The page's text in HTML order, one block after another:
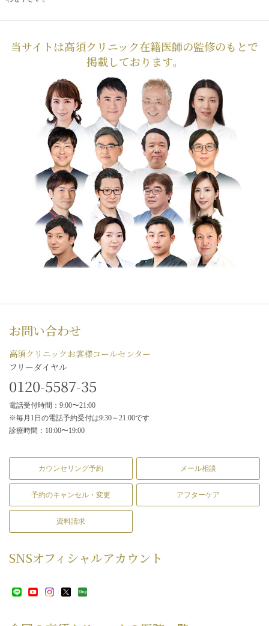
当サイトは高須クリニック在籍医師の監修のもとで
掲載しております。
お問い合わせ
高須クリニックお客様コールセンター
フリーダイヤル
0120-5587-35
電話受付時間：9:00〜21:00
※毎月1日の電話予約受付は9:30～21:00です
診療時間：10:00〜19:00
カウンセリング予約 メール相談
予約のキャンセル・変更 アフターケア
資料請求
SNSオフィシャルアカウント